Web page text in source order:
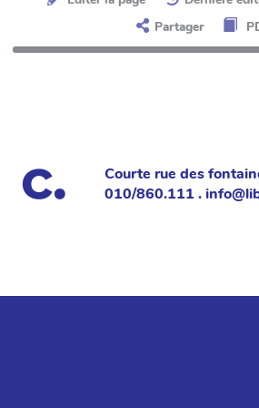
Partager
Courte rue des
010/860.111 .